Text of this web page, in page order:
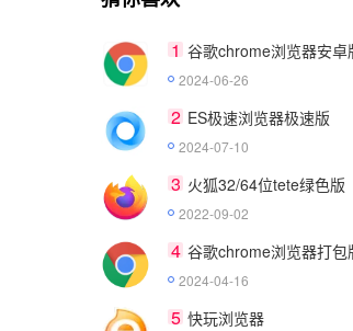
1 谷歌chrome浏览器安卓
2024-06-26
2 ES极速浏览器极速版
2024-07-10
3 火狐32/64位tete绿色版
2022-09-02
4 谷歌chrome浏览器打包
2024-04-16
5 快玩浏览器